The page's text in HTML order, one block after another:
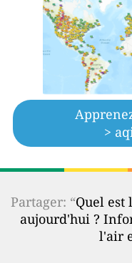
>
Partager: “Quel est
aujourd'hui ?
l'air